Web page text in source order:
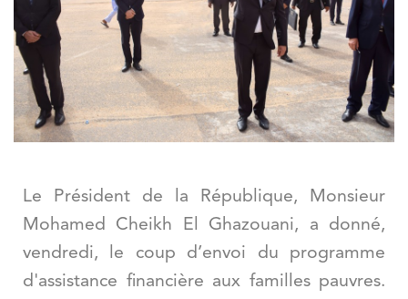
Le Président de la République, Monsieur
Mohamed Cheikh El Ghazouani, a donné,
vendredi, le coup d ’envoi du programme
d'assistance financière aux familles pauvres.